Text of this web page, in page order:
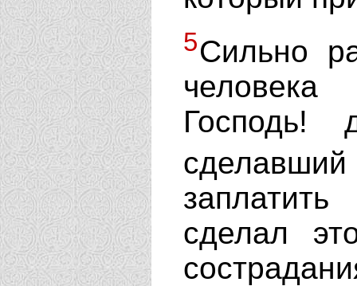
5Сильно
Господь!
сделавший
сделал